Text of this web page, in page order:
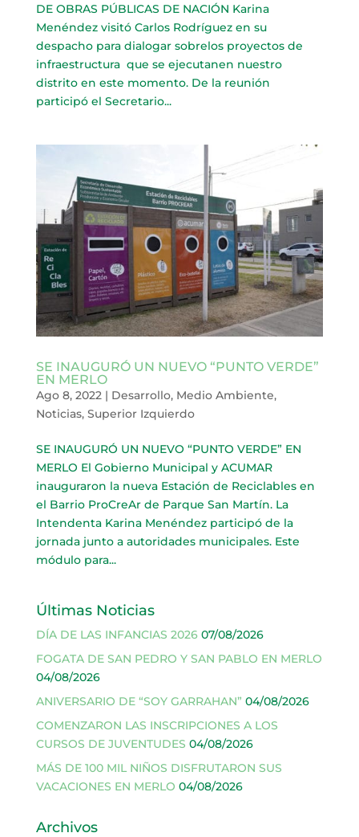
DE OBRAS PÚBLICAS DE NACIÓN Karina
Menéndez visitó Carlos Rodríguez en su
despacho para dialogar sobrelos proyectos de
infraestructura que se ejecutanen nuestro
distrito en este momento. De la reunión
participó el Secretario...
SE INAUGURÓ UN NUEVO “PUNTO VERDE”
EN MERLO
Ago 8, 2022| Desarrollo, Medio Ambiente,
Noticias, Superior Izquierdo
SE INAUGURÓ UN NUEVO “PUNTO VERDE” EN
MERLO El Gobierno Municipal y ACUMAR
inauguraron la nueva Estación de Reciclables en
el Barrio ProCreAr de Parque San Martín. La
Intendenta Karina Menéndez participó de la
jornada junto a autoridades municipales. Este
módulo para...
Últimas Noticias
DÍA DE LAS INFANCIAS 2026 07/08/2026
FOGATA DE SAN PEDRO Y SAN PABLO EN MERLO
04/08/2026
ANIVERSARIO DE “SOY GARRAHAN” 04/08/2026
COMENZARON LAS INSCRIPCIONES A LOS
CURSOS DE JUVENTUDES 04/08/2026
MÁS DE 100 MIL NIÑOS DISFRUTARON SUS
VACACIONES EN MERLO 04/08/2026
Archivos